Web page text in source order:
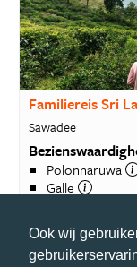
Ook wij
Familiereis Sri
Sawadee
Polonnaruwa
Galle